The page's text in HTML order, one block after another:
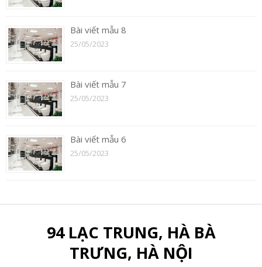
Bài viết mẫu 8
25/05/2023
Bài viết mẫu 7
25/05/2023
Bài viết mẫu 6
25/05/2023
94 LẠC TRUNG, HÀ BÀ
TRƯNG, HÀ NỘI